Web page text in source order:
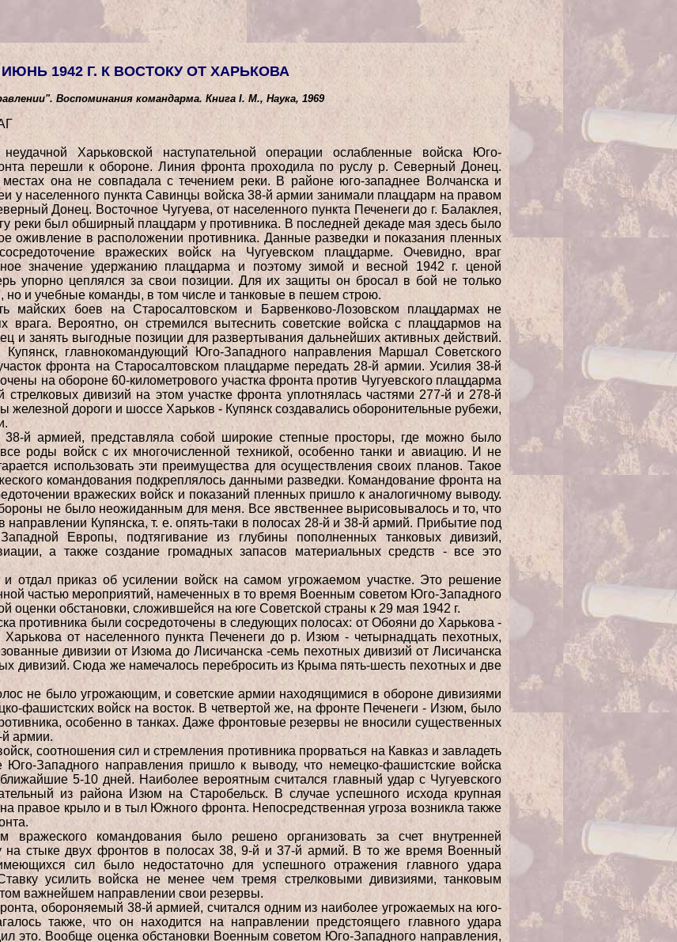
ИЮНЬ 1942 Г. К ВОСТОКУ ОТ ХАРЬКОВА
Воспоминания командарма. Книга I. М., Наука, 1969
неудачной Харьковской наступательной операции ослабленные войска Юго-
перешли к обороне. Линия фронта проходила по руслу р. Северный Донец.
она не совпадала с течением реки. В районе юго-западнее Волчанска и
у населенного пункта Савинцы войска 38-й армии занимали плацдарм на правом
Донец. Восточное Чугуева, от населенного пункта Печенеги до г. Балаклея,
реки был обширный плацдарм у противника. В последней декаде мая здесь было
оживление в расположении противника. Данные разведки и показания пленных
вражеских войск на Чугуевском плацдарме. Очевидно, враг
значение удержанию плацдарма и поэтому зимой и весной 1942 г. ценой
упорно цеплялся за свои позиции. Для их защиты он бросал в бой не только
но и учебные команды, в том числе и танковые в пешем строю.
майских боев на Старосалтовском и Барвенково-Лозовском плацдармах не
врага. Вероятно, он стремился вытеснить советские войска с плацдармов на
и занять выгодные позиции для развертывания дальнейших активных действий.
главнокомандующий Юго-Западного направления Маршал Советского
фронта на Старосалтовском плацдарме передать 28-й армии. Усилия 38-й
на обороне 60-километрового участка фронта против Чугуевского плацдарма
дивизий на этом участке фронта уплотнялась частями 277-й и 278-й
железной дороги и шоссе Харьков - Купянск создавались оборонительные рубежи,
38-й армией, представляла собой широкие степные просторы, где можно было
роды войск с их многочисленной техникой, особенно танки и авиацию. И не
использовать эти преимущества для осуществления своих планов. Такое
командования подкреплялось данными разведки. Командование фронта на
вражеских войск и показаний пленных пришло к аналогичному выводу.
не было неожиданным для меня. Все явственнее вырисовывалось и то, что
направлении Купянска, т. е. опять-таки в полосах 28-й и 38-й армий. Прибытие под
Европы, подтягивание из глубины пополненных танковых дивизий,
а также создание громадных запасов материальных средств - все это
отдал приказ об усилении войск на самом угрожаемом участке. Это решение
частью мероприятий, намеченных в то время Военным советом Юго-Западного
оценки обстановки, сложившейся на юге Советской страны к 29 мая 1942 г.
противника были сосредоточены в следующих полосах: от Обояни до Харькова -
от населенного пункта Печенеги до р. Изюм - четырнадцать пехотных,
дивизии от Изюма до Лисичанска -семь пехотных дивизий от Лисичанска
дивизий. Сюда же намечалось перебросить из Крыма пять-шесть пехотных и две
не было угрожающим, и советские армии находящимися в обороне дивизиями
фашистских войск на восток. В четвертой же, на фронте Печенеги - Изюм, было
особенно в танках. Даже фронтовые резервы не вносили существенных
й армии.
соотношения сил и стремления противника прорваться на Кавказ и завладеть
Юго-Западного направления пришло к выводу, что немецко-фашистские войска
5-10 дней. Наиболее вероятным считался главный удар с Чугуевского
из района Изюм на Старобельск. В случае успешного исхода крупная
правое крыло и в тыл Южного фронта. Непосредственная угроза возникла также
вражеского командования было решено организовать за счет внутренней
на стыке двух фронтов в полосах 38, 9-й и 37-й армий. В то же время Военный
сил было недостаточно для успешного отражения главного удара
усилить войска не менее чем тремя стрелковыми дивизиями, танковым
важнейшем направлении свои резервы.
обороняемый 38-й армией, считался одним из наиболее угрожаемых на юго-
также, что он находится на направлении предстоящего главного удара
это. Вообще оценка обстановки Военным советом Юго-Западного направления,